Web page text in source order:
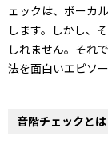
ェックは、ボーカ
します。しかし、
しれません。それ
法を面白いエピソ
音階チェックとは